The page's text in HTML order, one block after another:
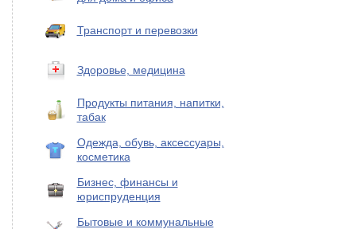
Транспорт и перевозки
Здоровье, медицина
Продукты питания, напитки,
табак
Одежда, обувь, аксессуары,
косметика
Бизнес, финансы и
юриспруденция
Бытовые и коммунальные